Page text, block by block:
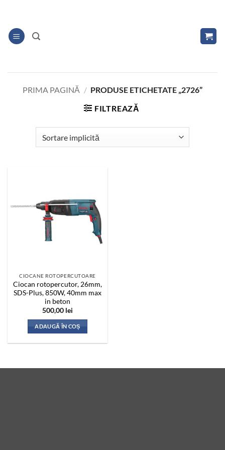
content
PRIMA PAGINĂ / PRODUSE ETICHETATE „2726”
FILTREAZĂ
CIOCANE ROTOPERCUTOARE
Ciocan rotopercutor, 26mm,
SDS-Plus, 850W, 40mm max
in beton
500,00 lei
ADAUGĂ ÎN COȘ